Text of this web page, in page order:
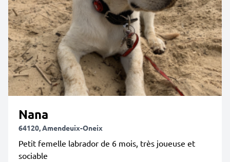
Nana
64120, Amendeuix-Oneix
Petit femelle labrador de 6 mois, très joueuse et
sociable